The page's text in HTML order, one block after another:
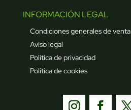
INFORMACIÓN LEGAL
Condiciones generales de venta
Aviso legal
Política de privacidad
Política de cookies